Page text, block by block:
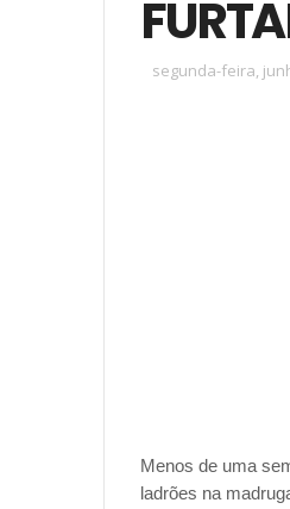
segunda-feira,
Menos de uma
ladrões na